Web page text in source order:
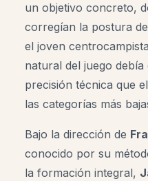
un objetivo concreto,
corregían la postura
el joven
natural del juego
precisión técnica que
las categorías más
Bajo la dirección de
conocido por su
la formación integral,